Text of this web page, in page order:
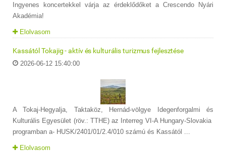
Ingyenes koncertekkel várja az érdeklődőket a Crescendo Nyári
Akadémia!
Elolvasom
Kassától Tokajig - aktív és kulturális turizmus fejlesztése
2026-06-12 15:40:00
A Tokaj-Hegyalja, Taktaköz, Hernád-völgye Idegenforgalmi és
Kulturális Egyesület (röv.: TTHE) az Interreg VI-A Hungary-Slovakia
programban a- HUSK/2401/01/2.4/010 számú és Kassától ...
Elolvasom